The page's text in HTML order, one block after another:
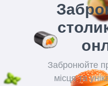
Забронюйте
місця та